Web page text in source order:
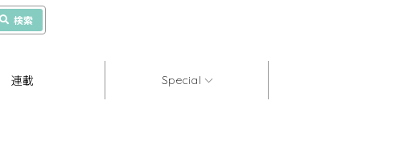
検索
連載 Special